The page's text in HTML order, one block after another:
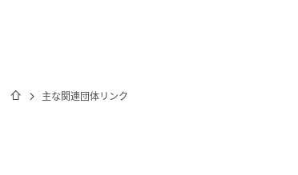
ホーム
主な関連団体リンク